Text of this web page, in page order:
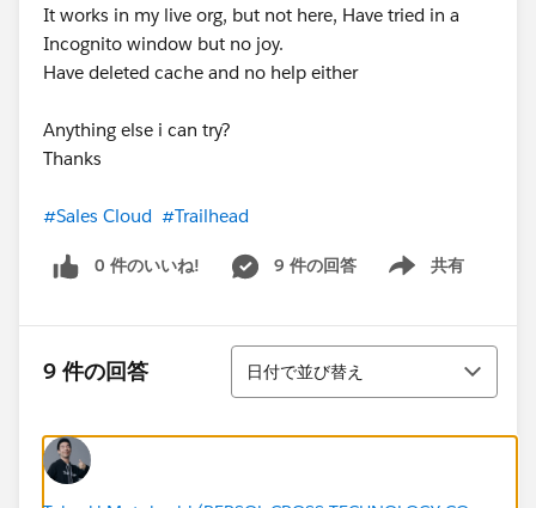
It works in my live org, but not here, Have tried in a
Incognito window but no joy.
Have deleted cache and no help either
Anything else i can try?
Thanks
#Sales Cloud #Trailhead
0 件のいいね! 9 件の回答 共有
Show menu
9 件の回答
並び替え
日付で並び替え